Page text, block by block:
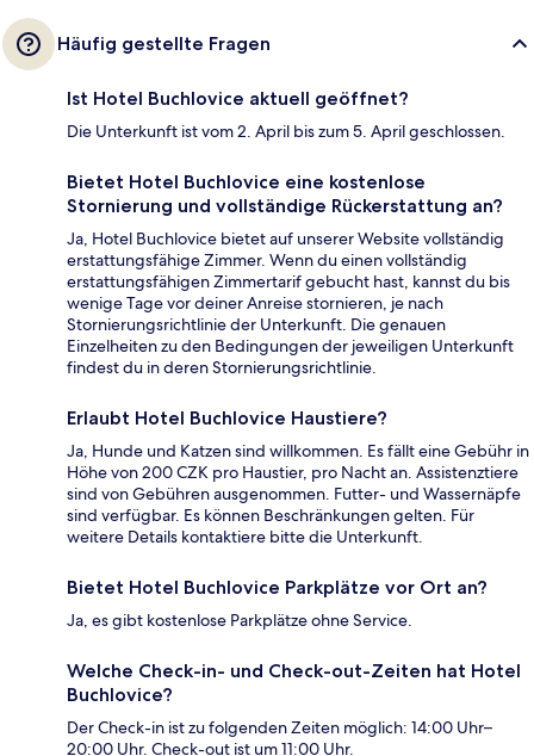
Häufig gestellte Fragen
Ist Hotel Buchlovice aktuell geöffnet?
Die Unterkunft ist vom 2. April bis zum 5. April geschlossen.
Bietet Hotel Buchlovice eine kostenlose
Stornierung und vollständige Rückerstattung an?
Ja, Hotel Buchlovice bietet auf unserer Website vollständig
erstattungsfähige Zimmer. Wenn du einen vollständig
erstattungsfähigen Zimmertarif gebucht hast, kannst du bis
wenige Tage vor deiner Anreise stornieren, je nach
Stornierungsrichtlinie der Unterkunft. Die genauen
Einzelheiten zu den Bedingungen der jeweiligen Unterkunft
findest du in deren Stornierungsrichtlinie.
Erlaubt Hotel Buchlovice Haustiere?
Ja, Hunde und Katzen sind willkommen. Es fällt eine Gebühr in
Höhe von 200 CZK pro Haustier, pro Nacht an. Assistenztiere
sind von Gebühren ausgenommen. Futter- und Wassernäpfe
sind verfügbar. Es können Beschränkungen gelten. Für
weitere Details kontaktiere bitte die Unterkunft.
Bietet Hotel Buchlovice Parkplätze vor Ort an?
Ja, es gibt kostenlose Parkplätze ohne Service.
Welche Check-in- und Check-out-Zeiten hat Hotel
Buchlovice?
Der Check-in ist zu folgenden Zeiten möglich: 14:00 Uhr–
20:00 Uhr. Check-out ist um 11:00 Uhr.